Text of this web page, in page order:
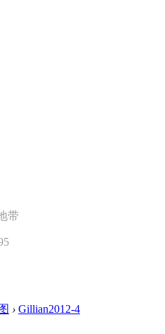
带
› Gillian2012-4